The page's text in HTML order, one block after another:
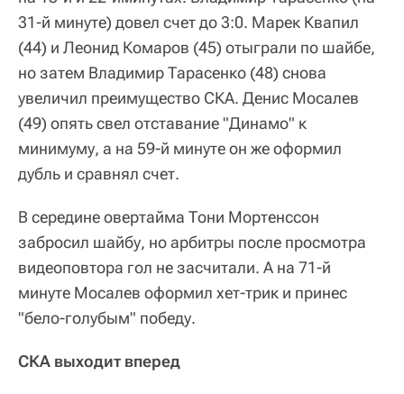
31-й минуте) довел счет до 3:0. Марек Квапил
(44) и Леонид Комаров (45) отыграли по шайбе,
но затем Владимир Тарасенко (48) снова
увеличил преимущество СКА. Денис Мосалев
(49) опять свел отставание "Динамо" к
минимуму, а на 59-й минуте он же оформил
дубль и сравнял счет.
В середине овертайма Тони Мортенссон
забросил шайбу, но арбитры после просмотра
видеоповтора гол не засчитали. А на 71-й
минуте Мосалев оформил хет-трик и принес
"бело-голубым" победу.
СКА выходит вперед